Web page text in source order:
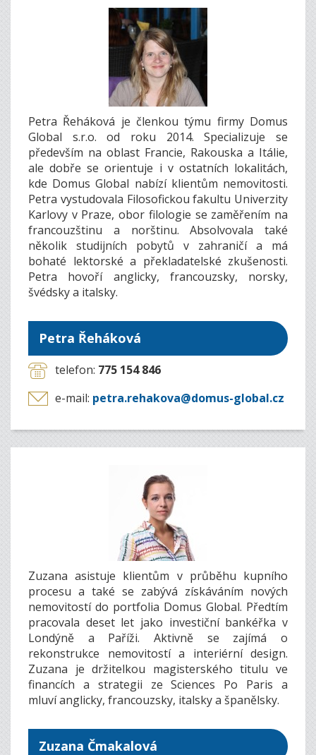
Petra Řeháková je členkou týmu firmy Domus
Global s.r.o. od roku 2014. Specializuje se
především na oblast Francie, Rakouska a Itálie,
ale dobře se orientuje i v ostatních lokalitách,
kde Domus Global nabízí klientům nemovitosti.
Petra vystudovala Filosofickou fakultu Univerzity
Karlovy v Praze, obor filologie se zaměřením na
francouzštinu a norštinu. Absolvovala také
několik studijních pobytů v zahraničí a má
bohaté lektorské a překladatelské zkušenosti.
Petra hovoří anglicky, francouzsky, norsky,
švédsky a italsky.
Petra Řeháková
telefon: 775 154 846
e-mail: petra.rehakova@domus-global.cz
Zuzana asistuje klientům v průběhu kupního
procesu a také se zabývá získáváním nových
nemovitostí do portfolia Domus Global. Předtím
pracovala deset let jako investiční bankéřka v
Londýně a Paříži. Aktivně se zajímá o
rekonstrukce nemovitostí a interiérní design.
Zuzana je držitelkou magisterského titulu ve
financích a strategii ze Sciences Po Paris a
mluví anglicky, francouzsky, italsky a španělsky.
Zuzana Čmakalová